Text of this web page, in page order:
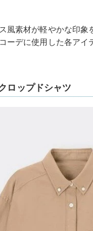
風素材が軽やかな印
ーデに使用した各アイ
ロップドシャツ